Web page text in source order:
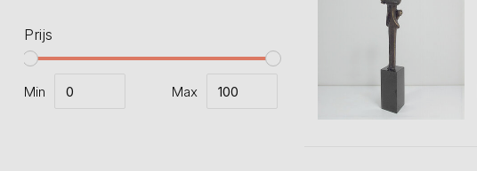
Prijs
Min Max